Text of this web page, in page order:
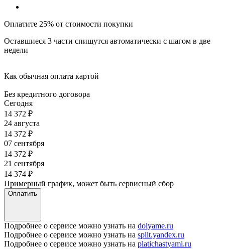
Оплатите 25% от стоимости покупки
Оставшиеся 3 части спишутся автоматически с шагом в две
недели
Как обычная оплата картой
Без кредитного договора
Сегодня
14 372 ₽
24 августа
14 372 ₽
07 сентября
14 372 ₽
21 сентября
14 374 ₽
Примерный график, может быть сервисный сбор
Оплатить
Подробнее о сервисе можно узнать на dolyame.ru
Подробнее о сервисе можно узнать на split.yandex.ru
Подробнее о сервисе можно узнать на platichastyami.ru